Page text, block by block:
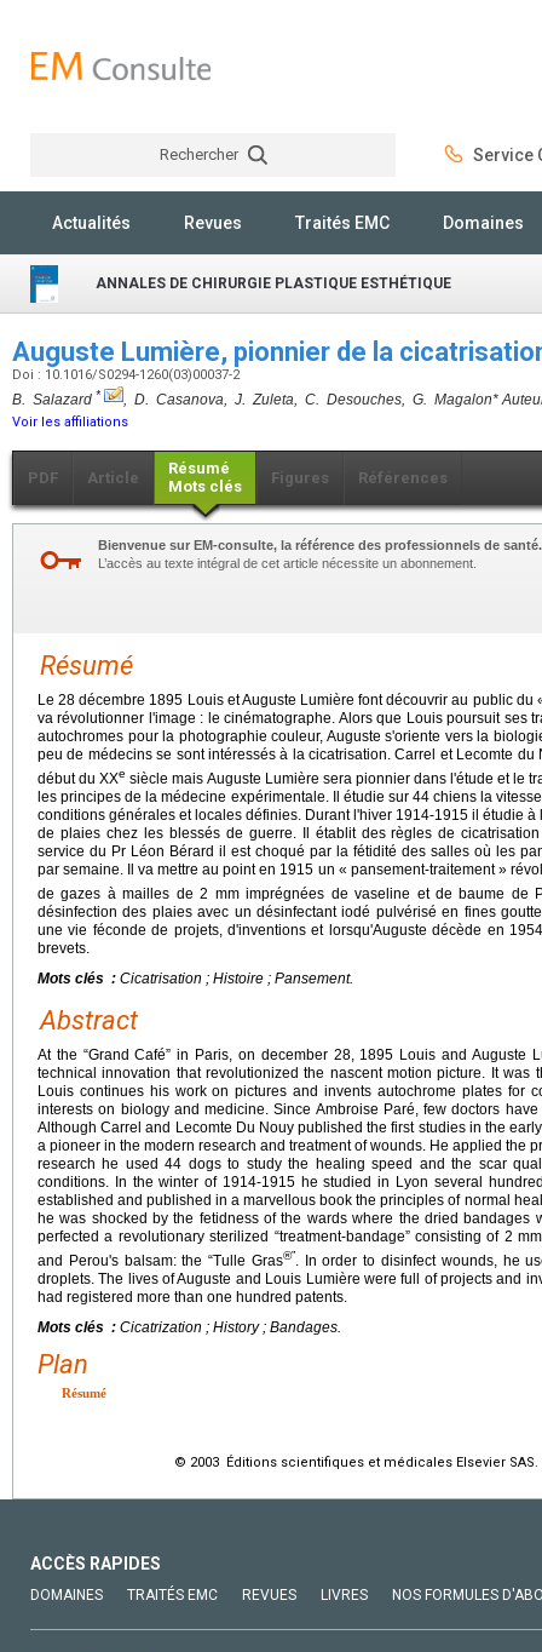
Rechercher Service
Actualités Revues Traités EMC Domaines
ANNALES DE CHIRURGIE PLASTIQUE ESTHÉTIQUE
Auguste Lumière, pionnier de la
Doi : 10.1016/S0294-1260(03)00037-2
B. Salazard * , D. Casanova, J. Zuleta, C. Desouches, G. Magalon*
Voir les affiliations
PDF Article
Résumé
Mots clés
Figures Références
Bienvenue sur EM-consulte, la référence des professionnels de santé.
L’accès au texte intégral de cet article nécessite un abonnement.
Résumé
Le 28 décembre 1895 Louis et Auguste Lumière font découvrir au public
va révolutionner l'image : le cinématographe. Alors que Louis poursuit ses
autochromes pour la photographie couleur, Auguste s'oriente vers la
peu de médecins se sont intéressés à la cicatrisation. Carrel et Lecomte
début du XXe siècle mais Auguste Lumière sera pionnier dans l'étude et le
les principes de la médecine expérimentale. Il étudie sur 44 chiens la
conditions générales et locales définies. Durant l'hiver 1914-1915 il étudie
de plaies chez les blessés de guerre. Il établit des règles de
service du Pr Léon Bérard il est choqué par la fétidité des salles où les
par semaine. Il va mettre au point en 1915 un « pansement-traitement »
de gazes à mailles de 2 mm imprégnées de vaseline et de baume de
désinfection des plaies avec un désinfectant iodé pulvérisé en fines
une vie féconde de projets, d'inventions et lorsqu'Auguste décède en
brevets.
Mots clés : Cicatrisation ; Histoire ; Pansement.
Abstract
At the “Grand Café” in Paris, on december 28, 1895 Louis and Auguste
technical innovation that revolutionized the nascent motion picture. It was
Louis continues his work on pictures and invents autochrome plates for
interests on biology and medicine. Since Ambroise Paré, few doctors
Although Carrel and Lecomte Du Nouy published the first studies in the
a pioneer in the modern research and treatment of wounds. He applied the
research he used 44 dogs to study the healing speed and the scar
conditions. In the winter of 1914-1915 he studied in Lyon several
established and published in a marvellous book the principles of normal
he was shocked by the fetidness of the wards where the dried bandages
perfected a revolutionary sterilized “treatment-bandage” consisting of 2
and Perou's balsam: the “Tulle Gras®”. In order to disinfect wounds, he
droplets. The lives of Auguste and Louis Lumière were full of projects and
had registered more than one hundred patents.
Mots clés : Cicatrization ; History ; Bandages.
Plan
Résumé
© 2003 Éditions scientifiques et médicales Elsevier SAS.
ACCÈS RAPIDES
DOMAINES TRAITÉS EMC REVUES LIVRES NOS FORMULES